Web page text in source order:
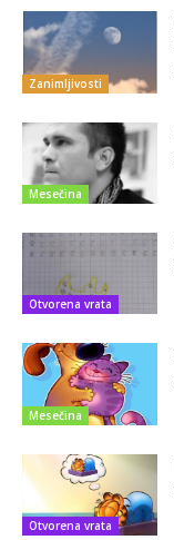
Zanimljivosti
Mesečina
Otvorena vrata
Mesečina
Otvorena vrata